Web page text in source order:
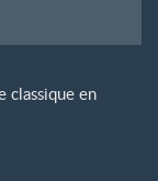
classique en